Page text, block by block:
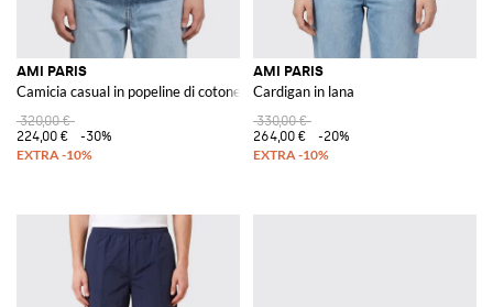
AMI PARIS
Camicia casual in popeline di cotone
320,00 €
224,00 €
-30%
AMI PARIS
Cardigan in lana
330,00 €
264,00 €
-20%